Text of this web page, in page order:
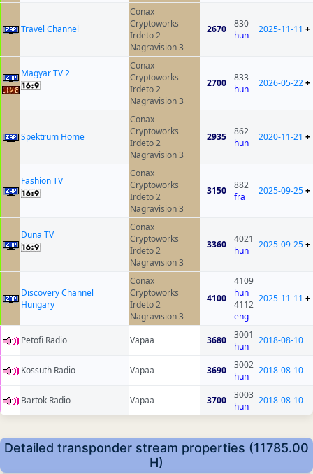
Travel Channel
Conax
Cryptoworks
Irdeto 2
Nagravision 3
2670
830
hun
2025-11-11 +
Magyar TV 2
Conax
Cryptoworks
Irdeto 2
Nagravision 3
2700
833
hun
2026-05-22+
Spektrum Home
Conax
Cryptoworks
Irdeto 2
Nagravision 3
2935
862
hun
2020-11-21 +
Fashion TV
Conax
Cryptoworks
Irdeto 2
Nagravision 3
3150
882
fra
2025-09-25+
Duna TV
Conax
Cryptoworks
Irdeto 2
Nagravision 3
3360
4021
hun
2025-09-25+
Discovery Channel
Hungary
Conax
Cryptoworks
Irdeto 2
Nagravision 3
4100
4109
hun
4112
eng
2025-11-11 +
Petofi Radio Vapaa 3680
3001
hun
2018-08-10
Kossuth Radio Vapaa 3690
3002
hun
2018-08-10
Bartok Radio Vapaa 3700
3003
hun
2018-08-10
Detailed transponder stream properties (11785.00
H)